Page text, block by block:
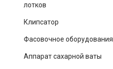
лотков
Клипсатор
Фасовочное оборудования
Аппарат сахарной ваты